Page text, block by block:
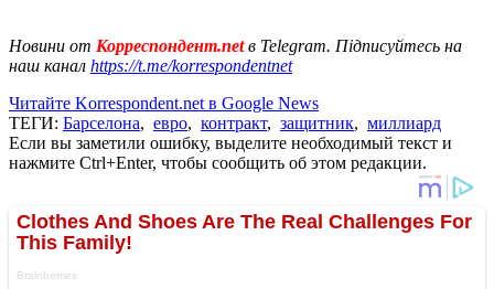
Новини от Корреспондент.netв Telegram. Підписуйтесь на
наш канал https://t.me/korrespondentnet
Читайте Korrespondent.net в Google News
ТЕГИ: Барселона, евро, контракт, защитник, миллиард
Если вы заметили ошибку, выделите необходимый текст и
нажмите Ctrl+Enter, чтобы сообщить об этом редакции.